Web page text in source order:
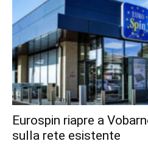
Eurospin riapre a
sulla rete esistente